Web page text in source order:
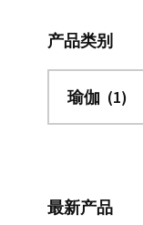
产品类别
最新产品